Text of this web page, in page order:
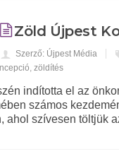
Zöld Újpest
Szerző: Újpest Média
,zöldítés
indította el az
számos
ahol szívesen töltjük